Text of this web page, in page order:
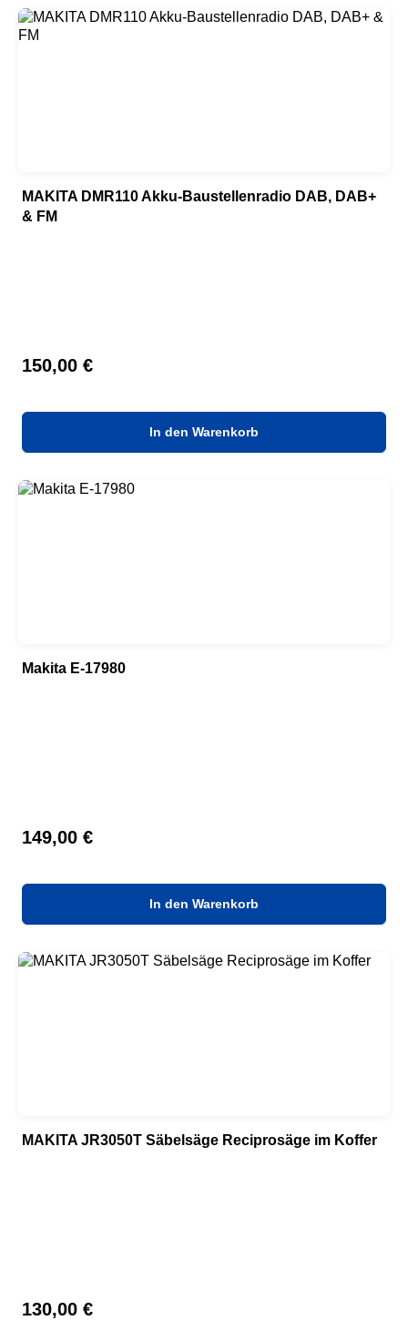
MAKITA DMR110 Akku-Baustellenradio DAB, DAB+
& FM
Regulärer Preis:
150,00 €
In den Warenkorb
Makita E-17980
Regulärer Preis:
149,00 €
In den Warenkorb
MAKITA JR3050T Säbelsäge Reciprosäge im Koffer
Regulärer Preis:
130,00 €